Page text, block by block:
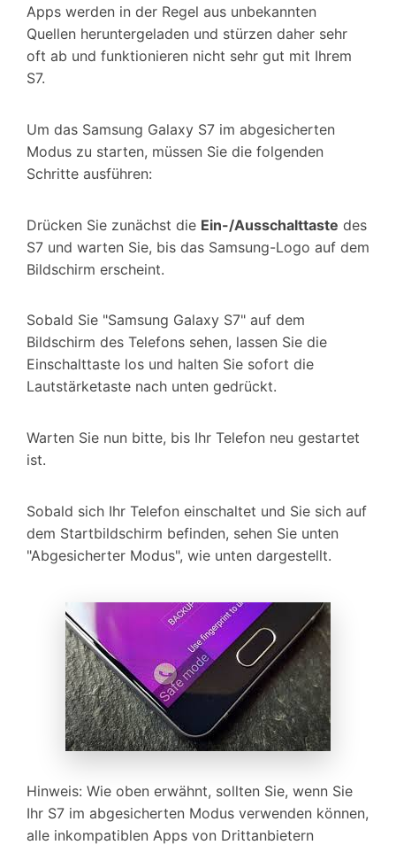
Apps werden in der Regel aus unbekannten
Quellen heruntergeladen und stürzen daher sehr
oft ab und funktionieren nicht sehr gut mit Ihrem
S7.
Um das Samsung Galaxy S7 im abgesicherten
Modus zu starten, müssen Sie die folgenden
Schritte ausführen:
Drücken Sie zunächst die Ein-/Ausschalttaste des
S7 und warten Sie, bis das Samsung-Logo auf dem
Bildschirm erscheint.
Sobald Sie "Samsung Galaxy S7" auf dem
Bildschirm des Telefons sehen, lassen Sie die
Einschalttaste los und halten Sie sofort die
Lautstärketaste nach unten gedrückt.
Warten Sie nun bitte, bis Ihr Telefon neu gestartet
ist.
Sobald sich Ihr Telefon einschaltet und Sie sich auf
dem Startbildschirm befinden, sehen Sie unten
"Abgesicherter Modus", wie unten dargestellt.
Hinweis: Wie oben erwähnt, sollten Sie, wenn Sie
Ihr S7 im abgesicherten Modus verwenden können,
alle inkompatiblen Apps von Drittanbietern